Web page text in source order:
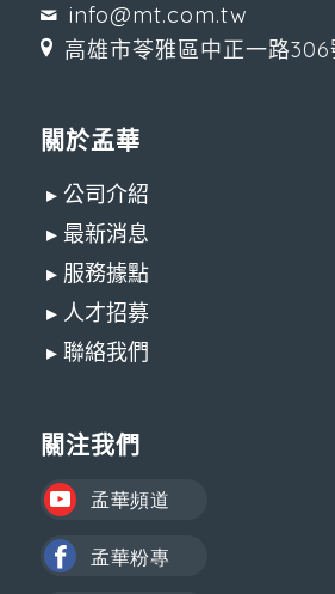
info@mt.com.tw
高雄市苓雅區中正一路306
關於孟華
▸ 公司介紹
▸ 最新消息
▸ 服務據點
▸ 人才招募
▸ 聯絡我們
關注我們